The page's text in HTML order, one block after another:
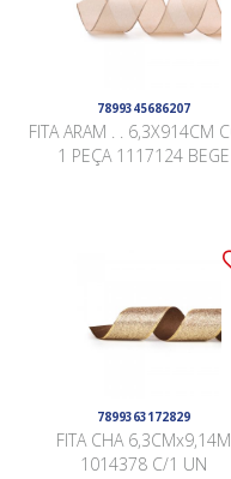
7899345686207
FITA ARAM . . 6,3X914CM COM
1 PEÇA 1117124 BEGE
7899363172829
FITA CHA 6,3CMx9,14M
1014378 C/1 UN